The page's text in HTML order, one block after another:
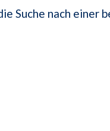
Suche nach einer